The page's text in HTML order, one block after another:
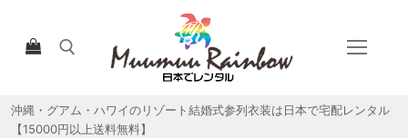
ツ
検索:
沖縄・グアム・ハワイのリゾート結婚式参列衣装は日本で宅配レンタル
【15000円以上送料無料】